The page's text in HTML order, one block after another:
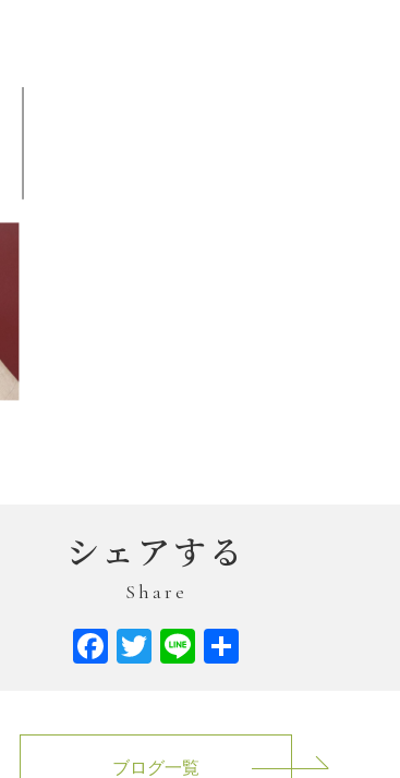
シェアする
Share
Facebook
Twitter
Line
ブログ一覧